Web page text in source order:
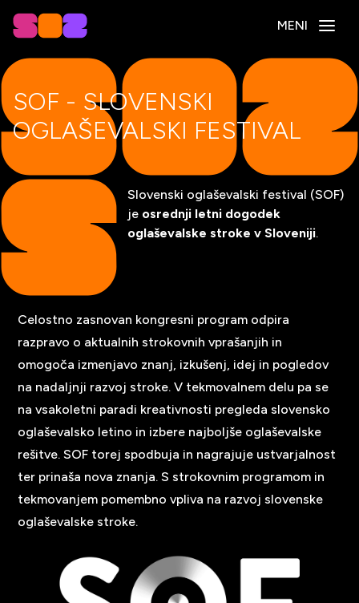
MENI
SOF - SLOVENSKI
OGLAŠEVAL­SKI FESTIVAL
Slovenski oglaševalski festival (SOF)
je osrednji letni dogodek
oglaševalske stroke v Sloveniji.
Celostno zasnovan kongresni program odpira
razpravo o aktualnih strokovnih vprašanjih in
omogoča izmenjavo znanj, izkušenj, idej in pogledov
na nadaljnji razvoj stroke. V tekmovalnem delu pa se
na vsakoletni paradi kreativnosti pregleda slovensko
oglaševalsko letino in izbere najboljše oglaševalske
rešitve. SOF torej spodbuja in nagrajuje ustvarjalnost
ter prinaša nova znanja. S strokovnim programom in
tekmovanjem pomembno vpliva na razvoj slovenske
oglaševalske stroke.